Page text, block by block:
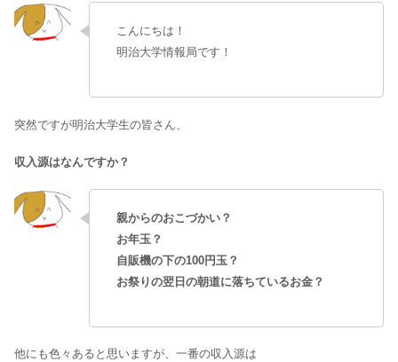
こんにちは！
明治大学情報局です！
突然ですが明治大学生の皆さん、
収入源はなんですか？
親からのおこづかい？
お年玉？
自販機の下の100円玉？
お祭りの翌日の朝道に落ちているお金？
他にも色々あると思いますが、一番の収入源は